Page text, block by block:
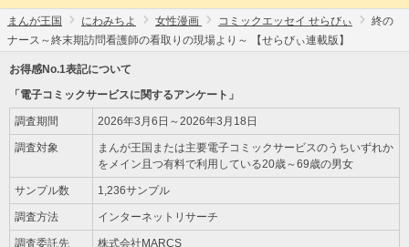
まんが王国 にわみちよ 女性漫画 コミックエッセイ せらびぃ
終の
ナース～終末期訪問看護師の看取りの現場より～ 【せらびぃ連載版】
お得感No.1表記について
「電子コミックサービスに関するアンケート」
調査期間 2026年3月6日～2026年3月18日
調査対象
まんが王国または主要電子コミックサービスのうちいずれか
をメイン且つ有料で利用している20歳～69歳の男女
サンプル数 1,236サンプル
調査方法 インターネットリサーチ
調査委託先 株式会社MARCS